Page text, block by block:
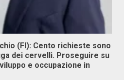
(FI): Cento richieste sono
dei cervelli. Proseguire su
e occupazione in